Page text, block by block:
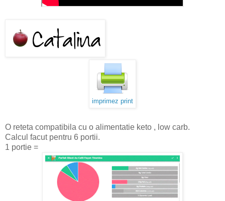
imprimez print
O reteta compatibila cu o alimentatie keto , low carb.
Calcul facut pentru 6 portii.
1 portie =